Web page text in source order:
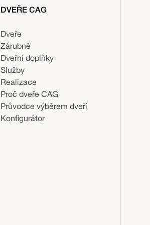
DVEŘE CAG
Dveře
Zárubně
Dveřní doplňky
Služby
Realizace
Proč dveře CAG
Průvodce výběrem dveří
Konfigurátor